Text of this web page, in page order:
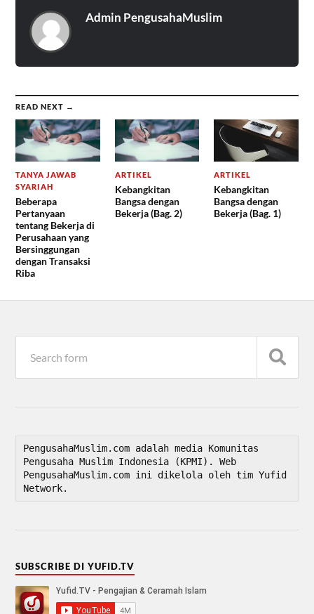
Admin PengusahaMuslim
READ NEXT →
TANYA JAWAB
SYARIAH
Beberapa
Pertanyaan
tentang Bekerja di
Perusahaan yang
Bersinggungan
dengan Transaksi
Riba
ARTIKEL
Kebangkitan
Bangsa dengan
Bekerja (Bag. 2)
ARTIKEL
Kebangkitan
Bangsa dengan
Bekerja (Bag. 1)
PengusahaMuslim.com adalah media Komunitas
Pengusaha Muslim Indonesia (KPMI). Web
PengusahaMuslim.com ini dikelola oleh tim Yufid
Network.
SUBSCRIBE DI YUFID.TV